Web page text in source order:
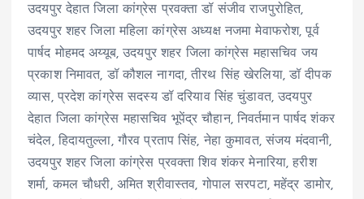
उदयपुर देहात जिला कांग्रेस प्रवक्ता डॉ संजीव राजपुरोहित,
उदयपुर शहर जिला महिला कांग्रेस अध्यक्ष नजमा मेवाफरोश, पूर्व
पार्षद मोहमद अय्यूब, उदयपुर शहर जिला कांग्रेस महासचिव जय
प्रकाश निमावत, डॉ कौशल नागदा, तीरथ सिंह खेरलिया, डॉ दीपक
व्यास, प्रदेश कांग्रेस सदस्य डॉ दरियाव सिंह चुंडावत, उदयपुर
देहात जिला कांग्रेस महासचिव भूपेंद्र चौहान, निवर्तमान पार्षद शंकर
चंदेल, हिदायतुल्ला, गौरव प्रताप सिंह, नेहा कुमावत, संजय मंदवानी,
उदयपुर शहर जिला कांग्रेस प्रवक्ता शिव शंकर मेनारिया, हरीश
शर्मा, कमल चौधरी, अमित श्रीवास्तव, गोपाल सरपटा, महेंद्र डामोर,